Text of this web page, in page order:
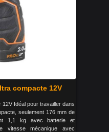
compacte 12V
Idéal pour travailler dans
seulement 176 mm de
1,1 kg avec batterie et
vitesse mécanique avec